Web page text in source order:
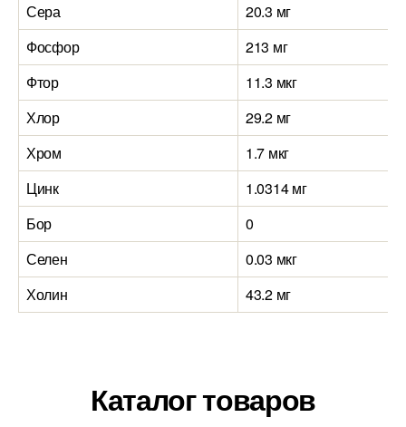
Сера
20.3 мг
Фосфор
213 мг
Фтор
11.3 мкг
Хлор
29.2 мг
Хром
1.7 мкг
Цинк
1.0314 мг
Бор
0
Селен
0.03 мкг
Холин
43.2 мг
Каталог товаров